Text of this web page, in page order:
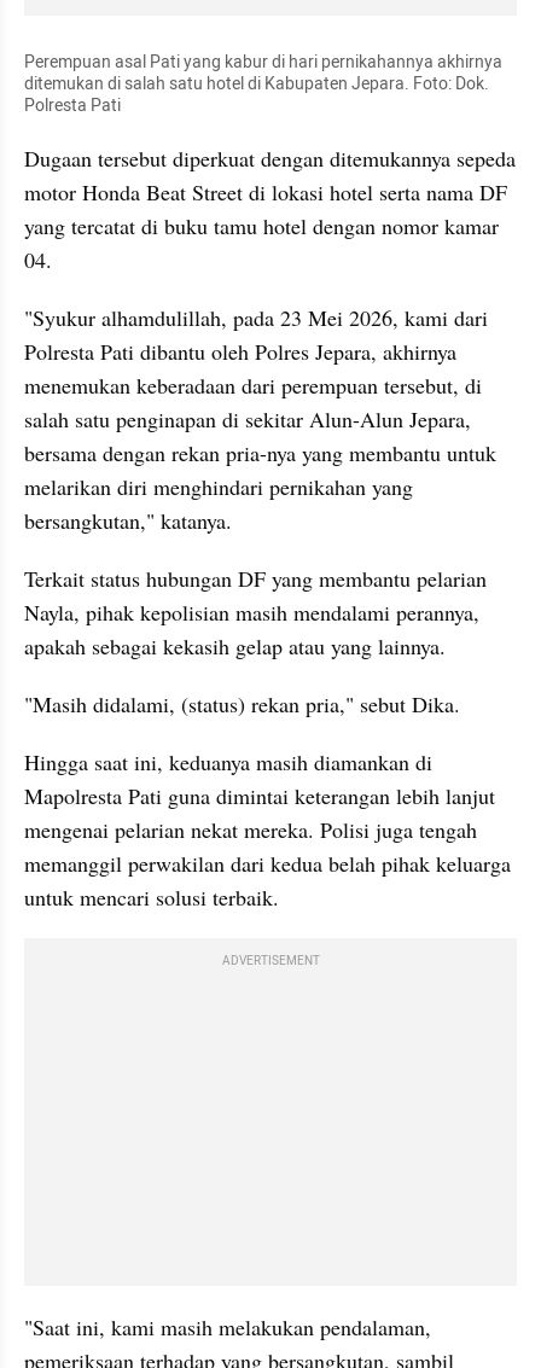
Perempuan asal Pati yang kabur di hari pernikahannya akhirnya
ditemukan di salah satu hotel di Kabupaten Jepara. Foto: Dok.
Polresta Pati
Dugaan tersebut diperkuat dengan ditemukannya sepeda
motor Honda Beat Street di lokasi hotel serta nama DF
yang tercatat di buku tamu hotel dengan nomor kamar
04.
"Syukur alhamdulillah, pada 23 Mei 2026, kami dari
Polresta Pati dibantu oleh Polres Jepara, akhirnya
menemukan keberadaan dari perempuan tersebut, di
salah satu penginapan di sekitar Alun-Alun Jepara,
bersama dengan rekan pria-nya yang membantu untuk
melarikan diri menghindari pernikahan yang
bersangkutan," katanya.
Terkait status hubungan DF yang membantu pelarian
Nayla, pihak kepolisian masih mendalami perannya,
apakah sebagai kekasih gelap atau yang lainnya.
"Masih didalami, (status) rekan pria," sebut Dika.
Hingga saat ini, keduanya masih diamankan di
Mapolresta Pati guna dimintai keterangan lebih lanjut
mengenai pelarian nekat mereka. Polisi juga tengah
memanggil perwakilan dari kedua belah pihak keluarga
untuk mencari solusi terbaik.
ADVERTISEMENT
"Saat ini, kami masih melakukan pendalaman,
pemeriksaan terhadap yang bersangkutan, sambil